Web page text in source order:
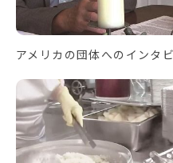
アメリカの団体へのインタ